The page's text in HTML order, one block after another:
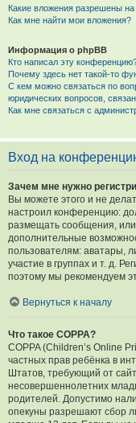
Какие вложения разрешены
Как мне найти мои вложения?
Информация о phpBB
Кто написал эту
Почему здесь нет такой-то
С кем можно связаться по
юридических вопросов,
Как мне связаться с
Вход на
Зачем мне нужно
Вы можете этого и не
настроил конференцию:
размещать сообщения,
дополнительные
пользователям: аватары,
участие в группах и т. д.
поэтому мы рекомендуем
Вернуться к началу
Что такое COPPA?
COPPA (Children’s Online
частных прав ребёнка в
Штатов, требующий от
несовершеннолетних
родителей. Допустимо
опекуны разрешают сбор